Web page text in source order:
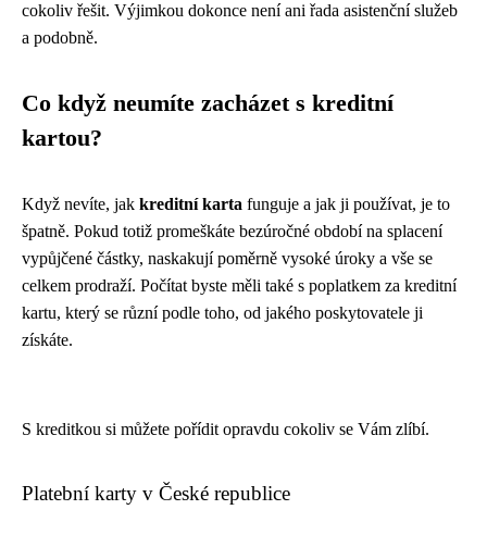
cokoliv řešit. Výjimkou dokonce není ani řada asistenční služeb
a podobně.
Co když neumíte zacházet s kreditní
kartou?
Když nevíte, jak kreditní karta funguje a jak ji používat, je to
špatně. Pokud totiž promeškáte bezúročné období na splacení
vypůjčené částky, naskakují poměrně vysoké úroky a vše se
celkem prodraží. Počítat byste měli také s poplatkem za kreditní
kartu, který se různí podle toho, od jakého poskytovatele ji
získáte.
S kreditkou si můžete pořídit opravdu cokoliv se Vám zlíbí.
Platební karty v České republice